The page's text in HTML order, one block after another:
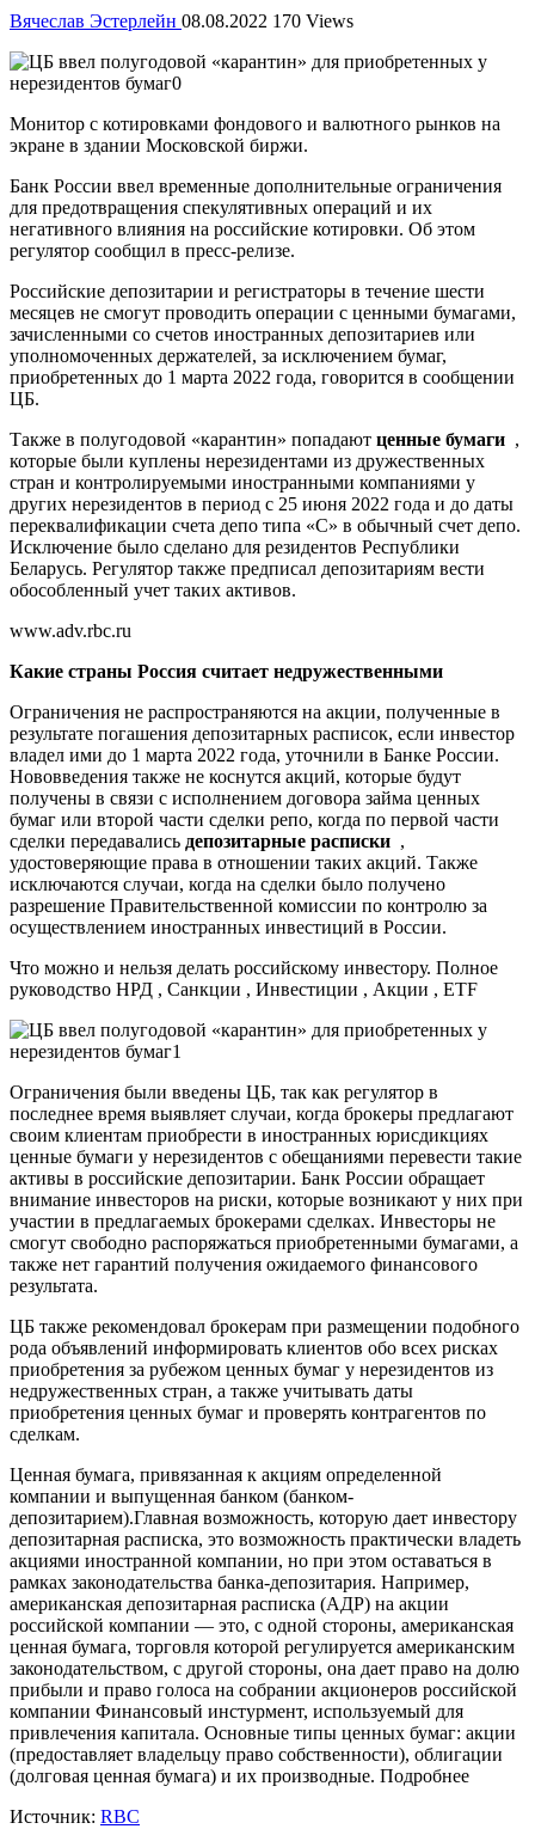
Вячеслав Эстерлейн 08.08.2022 170 Views
Монитор с котировками фондового и валютного рынков на
экране в здании Московской биржи.
Банк России ввел временные дополнительные ограничения
для предотвращения спекулятивных операций и их
негативного влияния на российские котировки. Об этом
регулятор сообщил в пресс-релизе.
Российские депозитарии и регистраторы в течение шести
месяцев не смогут проводить операции с ценными бумагами,
зачисленными со счетов иностранных депозитариев или
уполномоченных держателей, за исключением бумаг,
приобретенных до 1 марта 2022 года, говорится в сообщении
ЦБ.
Также в полугодовой «карантин» попадают ценные бумаги ,
которые были куплены нерезидентами из дружественных
стран и контролируемыми иностранными компаниями у
других нерезидентов в период с 25 июня 2022 года и до даты
переквалификации счета депо типа «С» в обычный счет депо.
Исключение было сделано для резидентов Республики
Беларусь. Регулятор также предписал депозитариям вести
обособленный учет таких активов.
www.adv.rbc.ru
Какие страны Россия считает недружественными
Ограничения не распространяются на акции, полученные в
результате погашения депозитарных расписок, если инвестор
владел ими до 1 марта 2022 года, уточнили в Банке России.
Нововведения также не коснутся акций, которые будут
получены в связи с исполнением договора займа ценных
бумаг или второй части сделки репо, когда по первой части
сделки передавались депозитарные расписки ,
удостоверяющие права в отношении таких акций. Также
исключаются случаи, когда на сделки было получено
разрешение Правительственной комиссии по контролю за
осуществлением иностранных инвестиций в России.
Что можно и нельзя делать российскому инвестору. Полное
руководство НРД , Санкции , Инвестиции , Акции , ETF
Ограничения были введены ЦБ, так как регулятор в
последнее время выявляет случаи, когда брокеры предлагают
своим клиентам приобрести в иностранных юрисдикциях
ценные бумаги у нерезидентов c обещаниями перевести такие
активы в российские депозитарии. Банк России обращает
внимание инвесторов на риски, которые возникают у них при
участии в предлагаемых брокерами сделках. Инвесторы не
смогут свободно распоряжаться приобретенными бумагами, а
также нет гарантий получения ожидаемого финансового
результата.
ЦБ также рекомендовал брокерам при размещении подобного
рода объявлений информировать клиентов обо всех рисках
приобретения за рубежом ценных бумаг у нерезидентов из
недружественных стран, а также учитывать даты
приобретения ценных бумаг и проверять контрагентов по
сделкам.
Ценная бумага, привязанная к акциям определенной
компании и выпущенная банком (банком-
депозитарием).Главная возможность, которую дает инвестору
депозитарная расписка, это возможность практически владеть
акциями иностранной компании, но при этом оставаться в
рамках законодательства банка-депозитария. Например,
американская депозитарная расписка (АДР) на акции
российской компании — это, с одной стороны, американская
ценная бумага, торговля которой регулируется американским
законодательством, с другой стороны, она дает право на долю
прибыли и право голоса на собрании акционеров российской
компании Финансовый инстурмент, используемый для
привлечения капитала. Основные типы ценных бумаг: акции
(предоставляет владельцу право собственности), облигации
(долговая ценная бумага) и их производные. Подробнее
Источник: RBC